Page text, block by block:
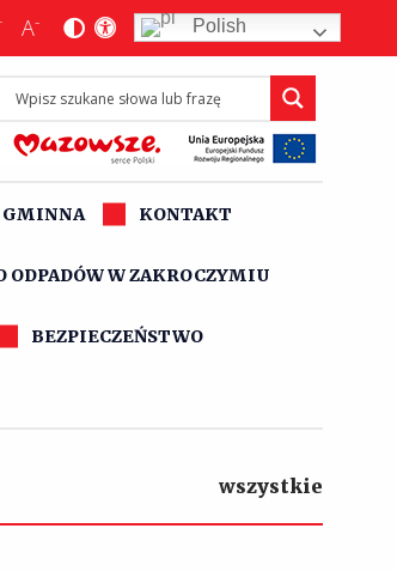
A- Polish
GMINNA KONTAKT
ODPADÓW W ZAKROCZYMIU
BEZPIECZEŃSTWO
wszystkie